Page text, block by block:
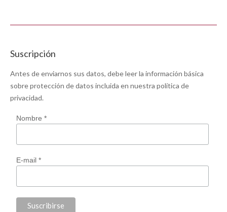
Suscripción
Antes de enviarnos sus datos, debe leer la información básica
sobre protección de datos incluida en nuestra política de
privacidad.
Nombre *
E-mail *